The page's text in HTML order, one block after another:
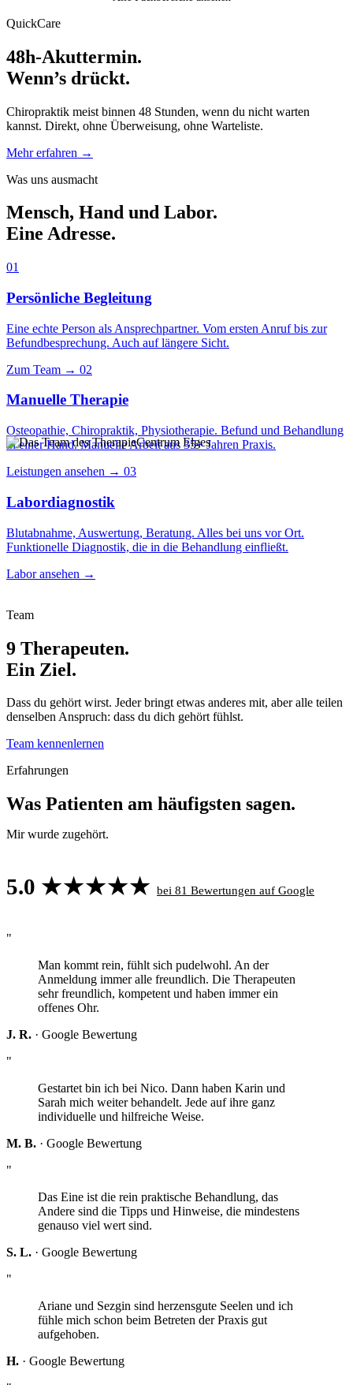
QuickCare
48h-Akuttermin.
Wenn’s drückt.
Chiropraktik meist binnen 48 Stunden, wenn du nicht warten
kannst. Direkt, ohne Überweisung, ohne Warteliste.
Mehr erfahren →
Was uns ausmacht
Mensch, Hand und Labor.
Eine Adresse.
01
Persönliche Begleitung
Eine echte Person als Ansprechpartner. Vom ersten Anruf bis zur
Befundbesprechung. Auch auf längere Sicht.
Zum Team → 02
Manuelle Therapie
Osteopathie, Chiropraktik, Physiotherapie. Befund und Behandlung
in einer Hand. Manuelle Arbeit aus 35+ Jahren Praxis.
Leistungen ansehen → 03
Labordiagnostik
Blutabnahme, Auswertung, Beratung. Alles bei uns vor Ort.
Funktionelle Diagnostik, die in die Behandlung einfließt.
Labor ansehen →
Team
9 Therapeuten.
Ein Ziel.
Dass du gehört wirst. Jeder bringt etwas anderes mit, aber alle teilen
denselben Anspruch: dass du dich gehört fühlst.
Team kennenlernen
Erfahrungen
Was Patienten am häufigsten sagen.
Mir wurde zugehört.
5.0 ★★★★★ bei 81 Bewertungen auf Google
"
Man kommt rein, fühlt sich pudelwohl. An der
Anmeldung immer alle freundlich. Die Therapeuten
sehr freundlich, kompetent und haben immer ein
offenes Ohr.
J. R. · Google Bewertung
"
Gestartet bin ich bei Nico. Dann haben Karin und
Sarah mich weiter behandelt. Jede auf ihre ganz
individuelle und hilfreiche Weise.
M. B. · Google Bewertung
"
Das Eine ist die rein praktische Behandlung, das
Andere sind die Tipps und Hinweise, die mindestens
genauso viel wert sind.
S. L. · Google Bewertung
"
Ariane und Sezgin sind herzensgute Seelen und ich
fühle mich schon beim Betreten der Praxis gut
aufgehoben.
H. · Google Bewertung